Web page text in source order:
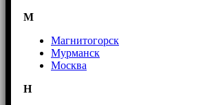
М
Магнитогорск
Мурманск
Москва
Н